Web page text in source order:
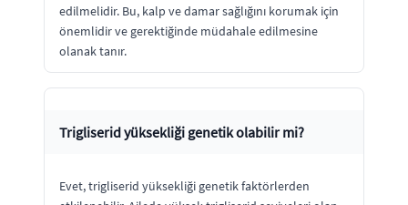
edilmelidir. Bu, kalp ve damar sağlığını korumak için
önemlidir ve gerektiğinde müdahale edilmesine
olanak tanır.
Trigliserid yüksekliği genetik olabilir mi?
Evet, trigliserid yüksekliği genetik faktörlerden